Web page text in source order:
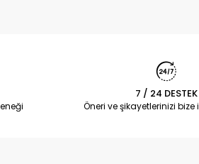
7 / 24 DESTEK
Öneri ve şikayetlerinizi bize